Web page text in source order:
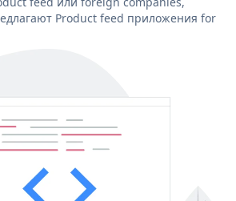
Product feed приложения for